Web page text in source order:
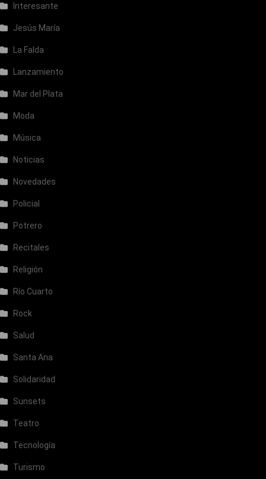
Interesante
Jesús María
La Falda
Lanzamiento
Mar del Plata
Moda
Música
Noticias
Novedades
Policial
Potrero
Recitales
Religión
Río Cuarto
Rock
Salud
Santa Ana
Solidaridad
Sunsets
Teatro
Tecnología
Turismo